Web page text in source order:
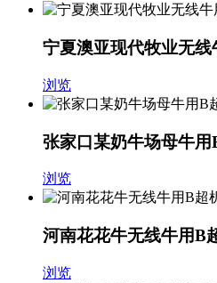
宁夏澳亚现代牧业无线
浏览
张家口某奶牛场母牛用
浏览
河南花花牛无线牛用B
浏览